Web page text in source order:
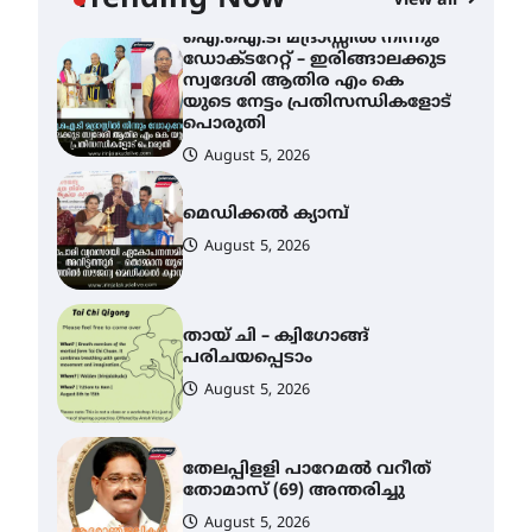
ഐ.ഐ.ടി മദ്രാസ്സിൽ നിന്നും
ഡോക്ടറേറ്റ് – ഇരിങ്ങാലക്കുട
സ്വദേശി ആതിര എം കെ
യുടെ നേട്ടം പ്രതിസന്ധികളോട്
പൊരുതി
August 5, 2026
മെഡിക്കൽ ക്യാമ്പ്
August 5, 2026
തായ് ചി – ക്വിഗോങ്ങ്
പരിചയപ്പെടാം
August 5, 2026
തേലപ്പിളളി പാറേമൽ വറീത്
തോമാസ് (69) അന്തരിച്ചു
August 5, 2026